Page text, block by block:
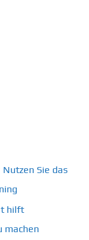
Sie das
hilft
machen